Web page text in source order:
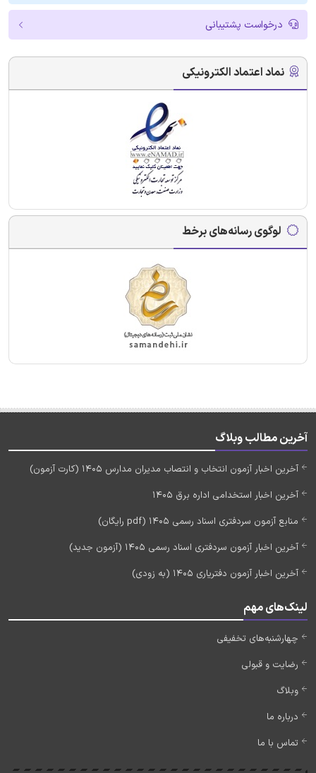
درخواست پشتیبانی
نماد اعتماد الکترونیکی
لوگوی رسانه‌های برخط
آخرین مطالب وبلاگ
آخرین اخبار آزمون انتخاب و انتصاب مدیران مدارس 1405 (کارت آزمون)
آخرین اخبار استخدامی اداره برق 1405
منابع آزمون سردفتری اسناد رسمی 1405 (pdf رایگان)
آخرین اخبار آزمون سردفتری اسناد رسمی 1405 (آزمون جدید)
آخرین اخبار آزمون دفتریاری 1405 (به زودی)
لینک‌های مهم
چهارشنبه‌های تخفیفی
رضایت و قبولی
وبلاگ
درباره ما
تماس با ما